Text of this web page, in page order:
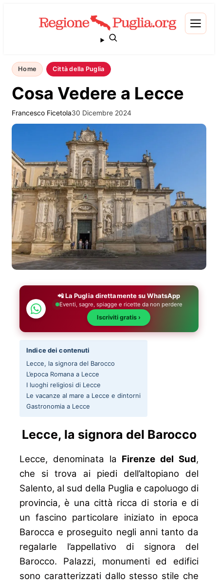
Home Città della Puglia
Cosa Vedere a Lecce
Francesco Ficetola30 Dicembre 2024
📲 La Puglia direttamente su WhatsApp
Eventi, sagre, spiagge e ricette da non perdere
Iscriviti gratis ›
Indice dei contenuti
Lecce, la signora del Barocco
L’epoca Romana a Lecce
I luoghi religiosi di Lecce
Le vacanze al mare a Lecce e dintorni
Gastronomia a Lecce
Lecce, la signora del Barocco
Lecce, denominata la Firenze del Sud,
che si trova ai piedi dell’altopiano del
Salento, al sud della Puglia e capoluogo di
provincia, è una città ricca di storia e di
un fascino particolare iniziato in epoca
Barocca e proseguito negli anni tanto da
regalarle l’appellativo di signora del
Barocco. Palazzi, monumenti ed edifici
sono caratterizzati dallo stesso stile che